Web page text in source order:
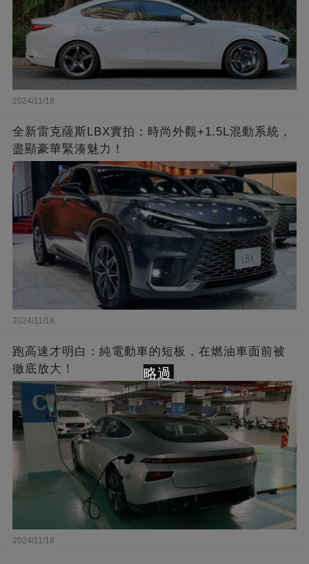
2024/11/18
全新雷克薩斯LBX實拍：時尚外觀+1.5L混動系統，
盡顯豪華緊湊魅力！
2024/11/18
跑高速才明白：純電動車的短板，在燃油車面前被
徹底放大！
2024/11/18
略過